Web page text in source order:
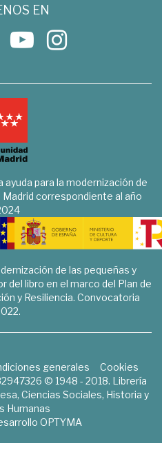
EN
para la modernización de
Madrid correspondiente al año
de las pequeñas y
del libro en el marco del Plan de
y Resiliencia. Convocatoria
generales
Cookies
© 1948 - 2018. Librería
Ciencias Sociales, Historia y
Humanas
OPTYMA